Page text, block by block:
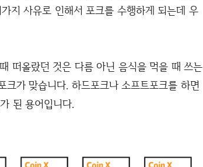
지 사유로 인해서 포크를 수행하게 되는데 우
떠올랐던 것은 다름 아닌 음식을 먹을 때 쓰는
가 맞습니다. 하드포크나 소프트포크를 하면
된 용어입니다.